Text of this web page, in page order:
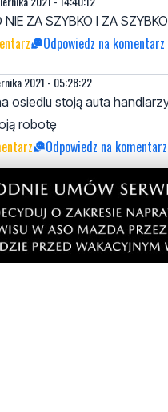
NIE ZA SZYBKO I ZA
Odpowiedz na komentarz
2021 - 05:28:22
osiedlu stoją auta
robotę
Odpowiedz na komentarz
swój komentarz